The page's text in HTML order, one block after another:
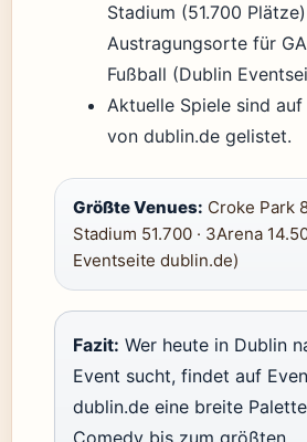
Stadium (51.700
Austragungsorte für
Fußball (Dublin
Aktuelle Spiele sind
von dublin.de gelistet.
Größte Venues: Croke Park
Stadium 51.700 · 3Arena
Eventseite dublin.de)
Fazit: Wer heute in Dublin
Event sucht, findet auf
dublin.de eine breite
Comedy bis zum größten